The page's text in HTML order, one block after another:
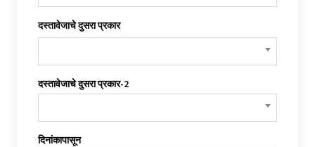
दस्तावेजाचे दुसरा प्रकार
दस्तावेजाचे दुसरा प्रकार-2
दिनांकापासून